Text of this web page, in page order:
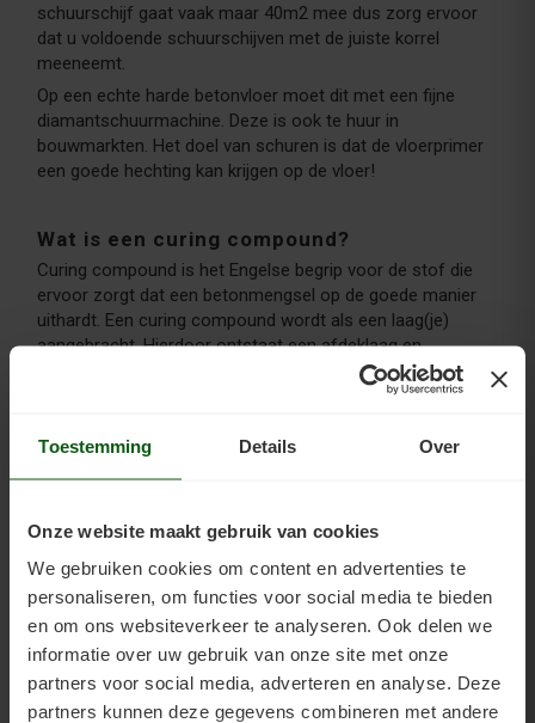
Toestemming Details Over
Onze website maakt gebruik van cookies
We gebruiken cookies om content en advertenties te
personaliseren, om functies voor social media te bieden
en om ons websiteverkeer te analyseren. Ook delen we
informatie over uw gebruik van onze site met onze
partners voor social media, adverteren en analyse. Deze
partners kunnen deze gegevens combineren met andere
schuurschijf gaat vaak maar 40m2 mee dus zorg ervoor
dat u voldoende schuurschijven met de juiste korrel
meeneemt.
Op een echte harde betonvloer moet dit met een fijne
diamantschuurmachine. Deze is ook te huur in
bouwmarkten. Het doel van schuren is dat de vloerprimer
een goede hechting kan krijgen op de vloer!
Wat is een curing compound?
Curing compound is het Engelse begrip voor de stof die
ervoor zorgt dat een betonmengsel op de goede manier
uithardt. Een curing compound wordt als een laag(je)
aangebracht. Hierdoor ontstaat een afdeklaag en
voorkomt deze laag dat het beton te snel uithardt en z’n
vocht verliest. Deze laag mag na 28 dagen worden
Het kan ook door te slijpen of polijsten met een diamant.
Voor vrijblijvend advies bel op 06 - 26839279 of neem